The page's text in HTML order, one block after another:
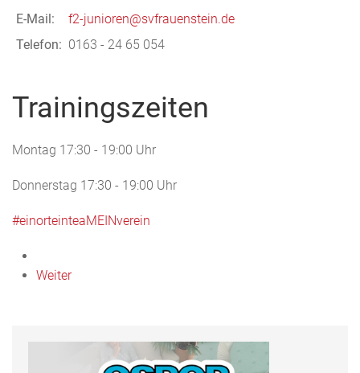
E-Mail:
f2-junioren@svfrauenstein.de
Telefon: 0163 - 24 65 054
Trainingszeiten
Montag 17:30 - 19:00 Uhr
Donnerstag 17:30 - 19:00 Uhr
#einorteinteaMEINverein
Weiter